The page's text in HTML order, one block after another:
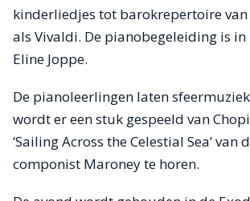
kinderliedjes tot barokrepertoire
als Vivaldi. De pianobegeleiding is in
Eline Joppe.
De pianoleerlingen laten
wordt er een stuk gespeeld van
‘Sailing Across the Celestial Sea’ van
componist Maroney te horen.